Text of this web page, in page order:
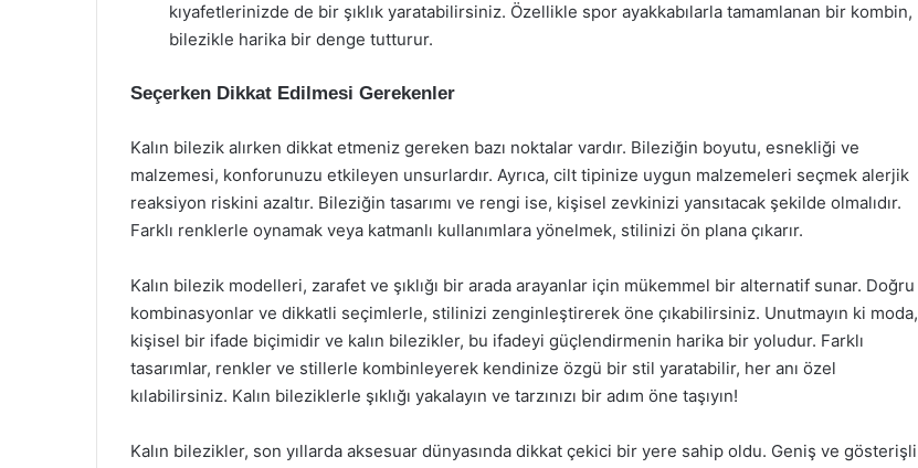
kıyafetlerinizde de bir şıklık yaratabilirsiniz. Özellikle spor ayakkabılarla tamamlanan bir kombin,
bilezikle harika bir denge tutturur.
Seçerken Dikkat Edilmesi Gerekenler
Kalın bilezik alırken dikkat etmeniz gereken bazı noktalar vardır. Bileziğin boyutu, esnekliği ve
malzemesi, konforunuzu etkileyen unsurlardır. Ayrıca, cilt tipinize uygun malzemeleri seçmek alerjik
reaksiyon riskini azaltır. Bileziğin tasarımı ve rengi ise, kişisel zevkinizi yansıtacak şekilde olmalıdır.
Farklı renklerle oynamak veya katmanlı kullanımlara yönelmek, stilinizi ön plana çıkarır.
Kalın bilezik modelleri, zarafet ve şıklığı bir arada arayanlar için mükemmel bir alternatif sunar. Doğru
kombinasyonlar ve dikkatli seçimlerle, stilinizi zenginleştirerek öne çıkabilirsiniz. Unutmayın ki moda,
kişisel bir ifade biçimidir ve kalın bilezikler, bu ifadeyi güçlendirmenin harika bir yoludur. Farklı
tasarımlar, renkler ve stillerle kombinleyerek kendinize özgü bir stil yaratabilir, her anı özel
kılabilirsiniz. Kalın bileziklerle şıklığı yakalayın ve tarzınızı bir adım öne taşıyın!
Kalın bilezikler, son yıllarda aksesuar dünyasında dikkat çekici bir yere sahip oldu. Geniş ve gösterişli